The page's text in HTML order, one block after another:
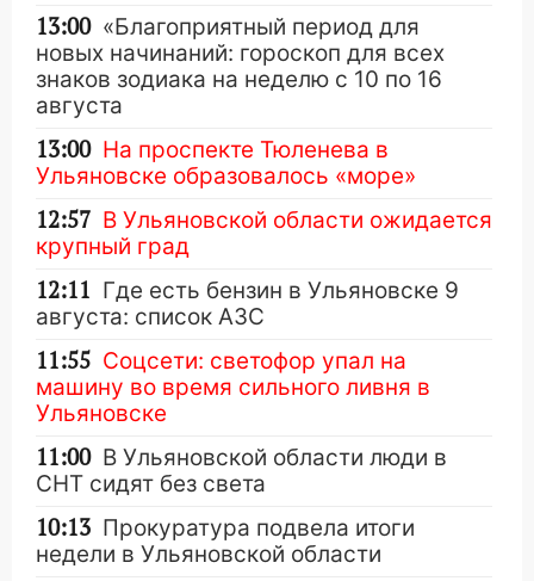
13:00 «Благоприятный период для
новых начинаний: гороскоп для всех
знаков зодиака на неделю с 10 по 16
августа
13:00 На проспекте Тюленева в
Ульяновске образовалось «море»
12:57 В Ульяновской области ожидается
крупный град
12:11 Где есть бензин в Ульяновске 9
августа: список АЗС
11:55 Соцсети: светофор упал на
машину во время сильного ливня в
Ульяновске
11:00 В Ульяновской области люди в
СНТ сидят без света
10:13 Прокуратура подвела итоги
недели в Ульяновской области